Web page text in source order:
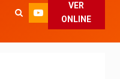
VER
ONLINE